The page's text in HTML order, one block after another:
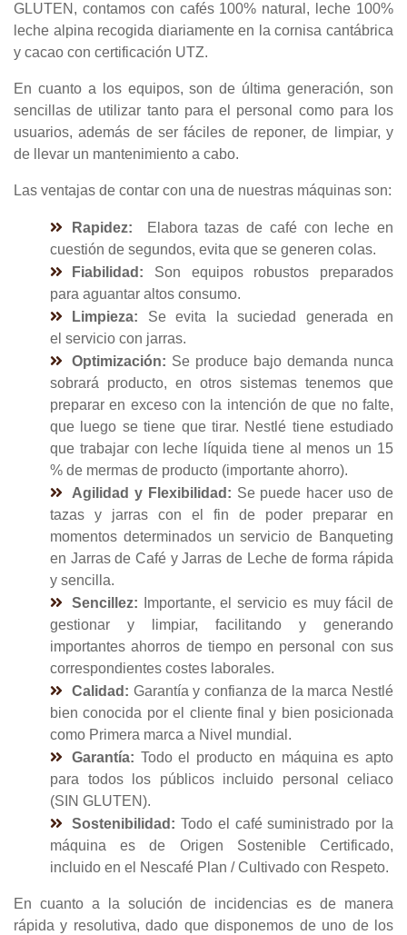
GLUTEN, contamos con cafés 100% natural, leche 100%
leche alpina recogida diariamente en la cornisa cantábrica
y cacao con certificación UTZ.
En cuanto a los equipos, son de última generación, son
sencillas de utilizar tanto para el personal como para los
usuarios, además de ser fáciles de reponer, de limpiar, y
de llevar un mantenimiento a cabo.
Las ventajas de contar con una de nuestras máquinas son:
Rapidez:
Elabora tazas de café con leche en
cuestión de segundos, evita que se generen colas.
Fiabilidad: Son equipos robustos preparados
para aguantar altos consumo.
Limpieza: Se evita la suciedad generada en
el servicio con jarras.
Optimización: Se produce bajo demanda nunca
sobrará producto, en otros sistemas tenemos que
preparar en exceso con la intención de que no falte,
que luego se tiene que tirar. Nestlé tiene estudiado
que trabajar con leche líquida tiene al menos un 15
% de mermas de producto (importante ahorro).
Agilidad y Flexibilidad: Se puede hacer uso de
tazas y jarras con el fin de poder preparar en
momentos determinados un servicio de Banqueting
en Jarras de Café y Jarras de Leche de forma rápida
y sencilla.
Sencillez:
Importante, el servicio es muy fácil de
gestionar y limpiar, facilitando y generando
importantes ahorros de tiempo en personal con sus
correspondientes costes laborales.
Calidad: Garantía y confianza de la marca Nestlé
bien conocida por el cliente final y bien posicionada
como Primera marca a Nivel mundial.
Garantía: Todo el producto en máquina es apto
para todos los públicos incluido personal celiaco
(SIN GLUTEN).
Sostenibilidad: Todo el café suministrado por la
máquina es de Origen Sostenible Certificado,
incluido en el Nescafé Plan / Cultivado con Respeto.
En cuanto a la solución de incidencias es de manera
rápida y resolutiva, dado que disponemos de uno de los